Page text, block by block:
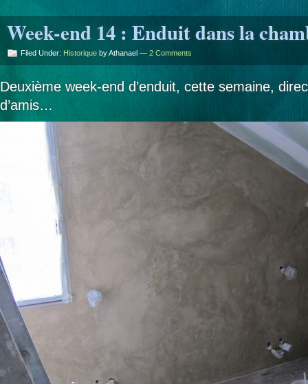
Week-end 14 : Enduit dans la
Filed Under: Historique by Athanael — 2 Comments
Deuxième week-end d’enduit, cette semaine,
d’amis…